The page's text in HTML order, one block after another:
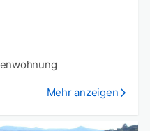
Mehr anzeigen